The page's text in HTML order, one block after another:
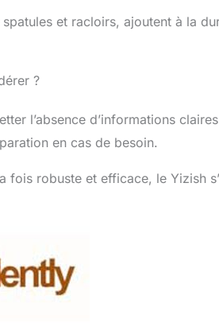
et racloirs, ajoutent à la
?
l’absence d’informations
en cas de besoin.
fois robuste et efficace, le Yizish